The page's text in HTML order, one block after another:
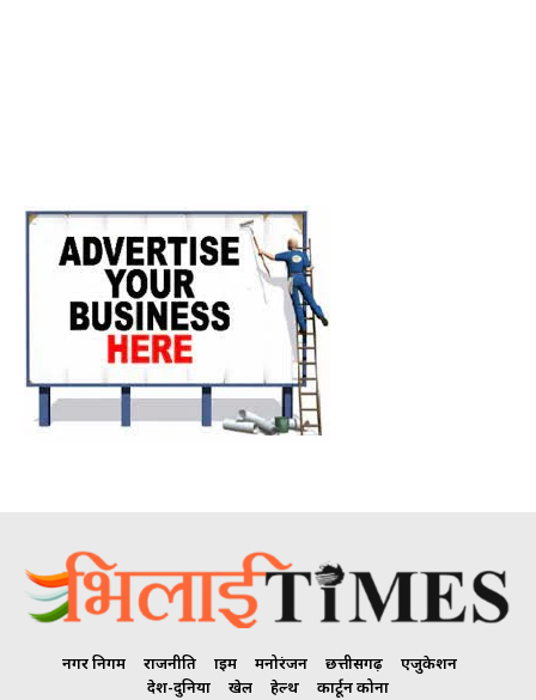
नगर निगम राजनीति क्राइम मनोरंजन छत्तीसगढ़
एजुकेशन
देश-दुनिया
खेल हेल्थ कार्टून कोना